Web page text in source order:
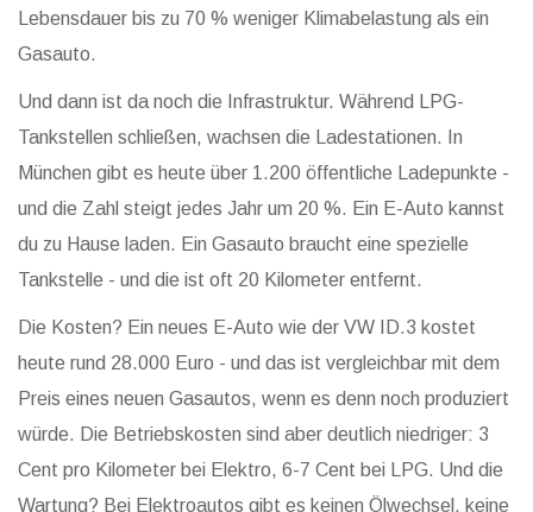
Lebensdauer bis zu 70 % weniger Klimabelastung als ein
Gasauto.
Und dann ist da noch die Infrastruktur. Während LPG-
Tankstellen schließen, wachsen die Ladestationen. In
München gibt es heute über 1.200 öffentliche Ladepunkte -
und die Zahl steigt jedes Jahr um 20 %. Ein E-Auto kannst
du zu Hause laden. Ein Gasauto braucht eine spezielle
Tankstelle - und die ist oft 20 Kilometer entfernt.
Die Kosten? Ein neues E-Auto wie der VW ID.3 kostet
heute rund 28.000 Euro - und das ist vergleichbar mit dem
Preis eines neuen Gasautos, wenn es denn noch produziert
würde. Die Betriebskosten sind aber deutlich niedriger: 3
Cent pro Kilometer bei Elektro, 6-7 Cent bei LPG. Und die
Wartung? Bei Elektroautos gibt es keinen Ölwechsel, keine